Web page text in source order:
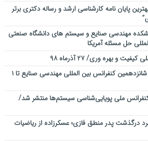
سخنرانی دکتر علیرضا فیض بخش با عنوان آینده پژوهی نظام بانکداری / ۹
پایان ­نامه کارشناسی­ ارشد و رساله دکتری برتر
مهندسی صنایع و سیستم های دانشگاه صنعتی
حل مسئله آمریکا
و بهره وری/ ۲۷ آذرماه ۹۸
مهلت ارسال مقالات به شانزدهمین کنفرانس بین المللی مهندسی صنایع تا ۱
ملی پویایی‌شناسی سیستم‌ها منتشر شد/
درگذشت پدر منطق فازی؛ عسکرزاده از ریاضیات